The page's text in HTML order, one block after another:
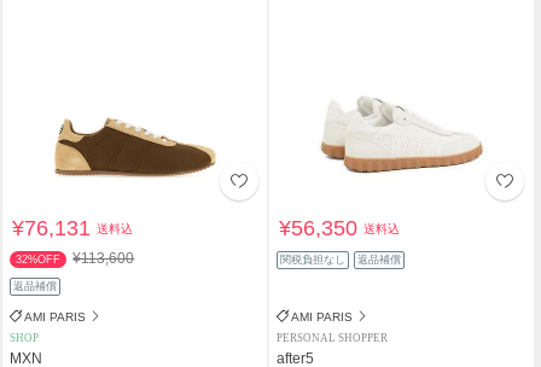
¥76,131送料込
32%OFF ¥113,600
返品補償
AMI PARIS
SHOP
MXN
¥56,350送料込
関税負担なし 返品補償
AMI PARIS
PERSONAL SHOPPER
after5